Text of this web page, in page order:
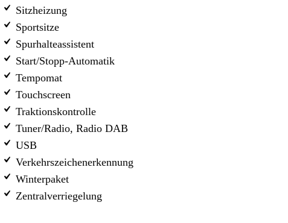
Sitzheizung
Sportsitze
Spurhalteassistent
Start/Stopp-Automatik
Tempomat
Touchscreen
Traktionskontrolle
Tuner/Radio, Radio DAB
USB
Verkehrszeichenerkennung
Winterpaket
Zentralverriegelung